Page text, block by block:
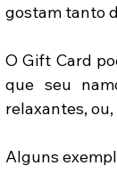
gostam tanto
O Gift Card
que seu
relaxantes,
Alguns